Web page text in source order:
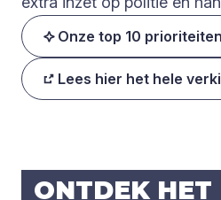
Onze top 10 prioriteiten
Lees hier het hele
ONT­DEK HET